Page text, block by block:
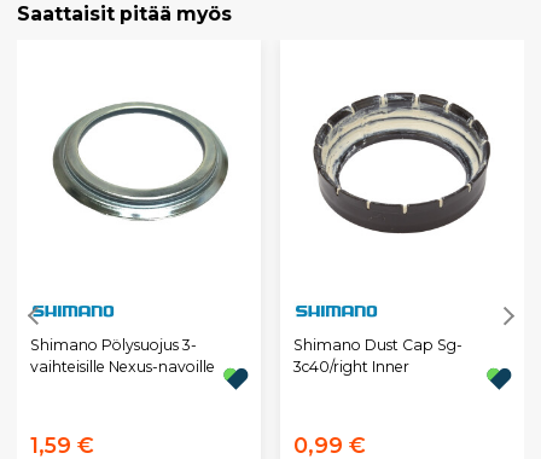
Saattaisit pitää myös
Shimano Pölysuojus 3-
vaihteisille Nexus-navoille
1,59 €
Shimano Dust Cap Sg-
3c40/right Inner
0,99 €